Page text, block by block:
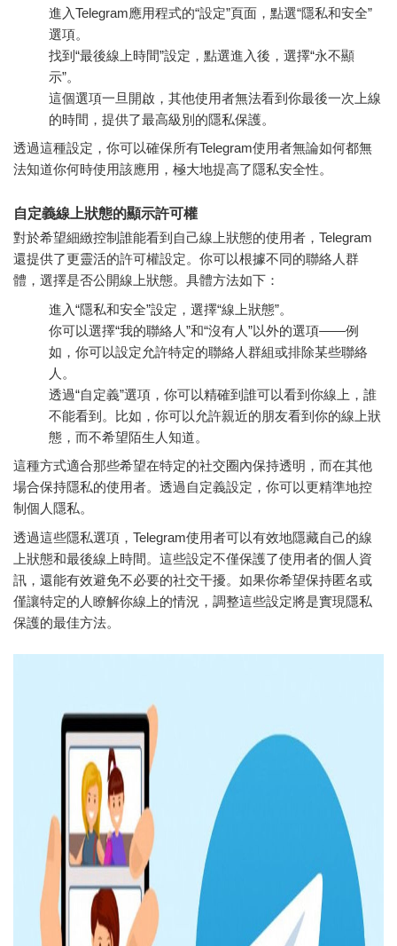
進入Telegram應用程式的“設定”頁面，點選“隱私和安全”
選項。
找到“最後線上時間”設定，點選進入後，選擇“永不顯
示”。
這個選項一旦開啟，其他使用者無法看到你最後一次上線
的時間，提供了最高級別的隱私保護。
透過這種設定，你可以確保所有Telegram使用者無論如何都無
法知道你何時使用該應用，極大地提高了隱私安全性。
自定義線上狀態的顯示許可權
對於希望細緻控制誰能看到自己線上狀態的使用者，Telegram
還提供了更靈活的許可權設定。你可以根據不同的聯絡人群
體，選擇是否公開線上狀態。具體方法如下：
進入“隱私和安全”設定，選擇“線上狀態”。
你可以選擇“我的聯絡人”和“沒有人”以外的選項——例
如，你可以設定允許特定的聯絡人群組或排除某些聯絡
人。
透過“自定義”選項，你可以精確到誰可以看到你線上，誰
不能看到。比如，你可以允許親近的朋友看到你的線上狀
態，而不希望陌生人知道。
這種方式適合那些希望在特定的社交圈內保持透明，而在其他
場合保持隱私的使用者。透過自定義設定，你可以更精準地控
制個人隱私。
透過這些隱私選項，Telegram使用者可以有效地隱藏自己的線
上狀態和最後線上時間。這些設定不僅保護了使用者的個人資
訊，還能有效避免不必要的社交干擾。如果你希望保持匿名或
僅讓特定的人瞭解你線上的情況，調整這些設定將是實現隱私
保護的最佳方法。